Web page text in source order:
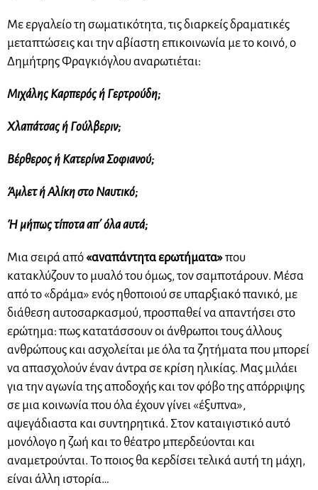
Με εργαλείο τη σωματικότητα, τις διαρκείς δραματικές
μεταπτώσεις και την αβίαστη επικοινωνία με το κοινό, ο
Δημήτρης Φραγκιόγλου αναρωτιέται:
Μιχάλης Καρπερός ή Γερτρούδη;
Χλαπάτσας ή Γούλβεριν;
Βέρθερος ή Κατερίνα Σοφιανού;
Άμλετ ή Αλίκη στο Ναυτικό;
Ή μήπως τίποτα απ΄ όλα αυτά;
Μια σειρά από«αναπάντητα ερωτήματα»που
κατακλύζουν το μυαλό του όμως, τον σαμποτάρουν. Μέσα
από το «δράμα» ενός ηθοποιού σε υπαρξιακό πανικό, με
διάθεση αυτοσαρκασμού, προσπαθεί να απαντήσει στο
ερώτημα: πως κατατάσσουν οι άνθρωποι τους άλλους
ανθρώπους και ασχολείται με όλα τα ζητήματα που μπορεί
να απασχολούν έναν άντρα σε κρίση ηλικίας. Μας μιλάει
για την αγωνία της αποδοχής και τον φόβο της απόρριψης
σε μια κοινωνία που όλα έχουν γίνει «έξυπνα»,
αψεγάδιαστα και συντηρητικά. Στον καταιγιστικό αυτό
μονόλογο η ζωή και το θέατρο μπερδεύονται και
αναμετρούνται. Το ποιος θα κερδίσει τελικά αυτή τη μάχη,
είναι άλλη ιστορία…